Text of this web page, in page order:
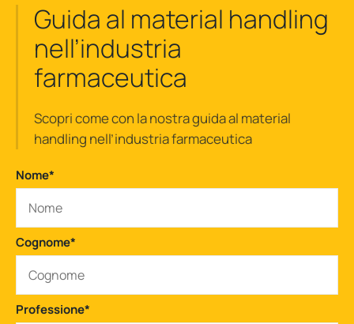
Guida al material handling
nell’industria
farmaceutica
Scopri come con la nostra guida al material
handling nell’industria farmaceutica
Nome*
Cognome*
Professione*